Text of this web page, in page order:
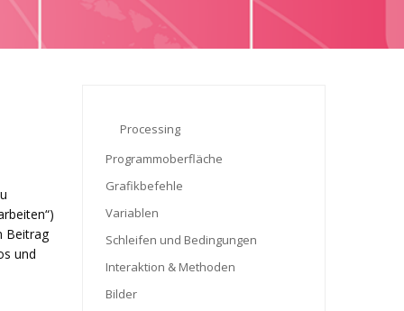
Beitrag
und
Processing
Programmoberfläche
Grafikbefehle
Variablen
Schleifen und Bedingungen
Interaktion & Methoden
Bilder